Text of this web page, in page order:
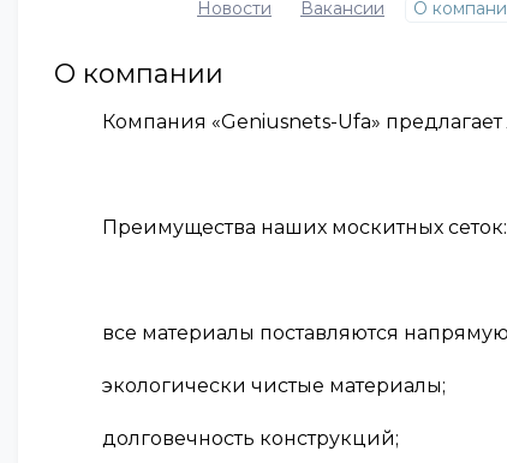
Новости
Вакансии О
О компании
Компания «Geniusnets-Ufa»
Преимущества наших москитных сеток:
все материалы поставляются
экологически чистые материалы;
долговечность конструкций;